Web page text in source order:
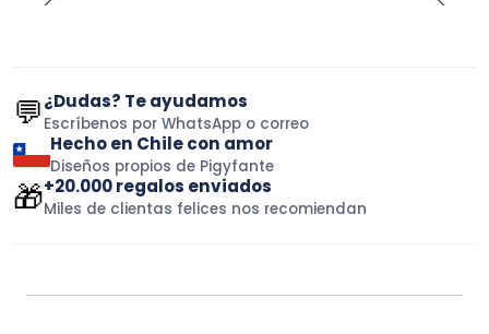
💬¿Dudas? Te ayudamos
Escríbenos por WhatsApp o correo
Hecho en Chile con amor
Diseños propios de Pigyfante
🎁+20.000 regalos enviados
Miles de clientas felices nos recomiendan